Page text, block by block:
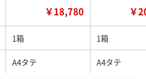
￥18,780 ￥
1箱 1箱
A4タテ A4タテ